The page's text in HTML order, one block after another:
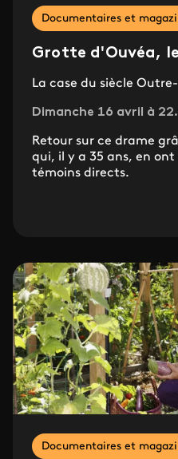
Documentaires et
Grotte d'Ouvéa,
La case du siècle
Dimanche 16 avril à
Retour sur ce drame
qui, il y a 35 ans, en
témoins directs.
Documentaires et